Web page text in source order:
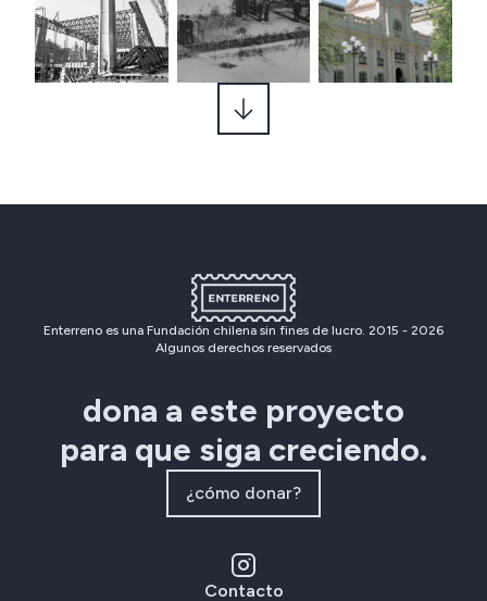
Enterreno es una Fundación chilena sin fines de lucro. 2015 - 2026
Algunos derechos reservados
dona a este proyecto
para que siga creciendo.
¿cómo donar?
Contacto